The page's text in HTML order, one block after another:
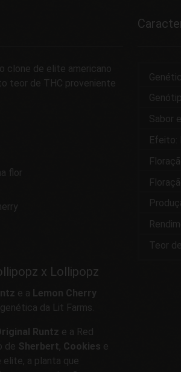
clone de elite americano
teor de THC proveniente
flor
x Lollipopz
e a Lemon Cherry
da Lit Farms.
Runtz e a Red
de Sherbert, Cookies e
elite, a planta que
Sabor
Efeito:
Teor